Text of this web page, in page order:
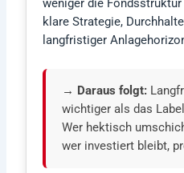
weniger die
klare Strategie,
langfristiger
→ Daraus folgt:
wichtiger als das
Wer hektisch
wer investiert bleibt,